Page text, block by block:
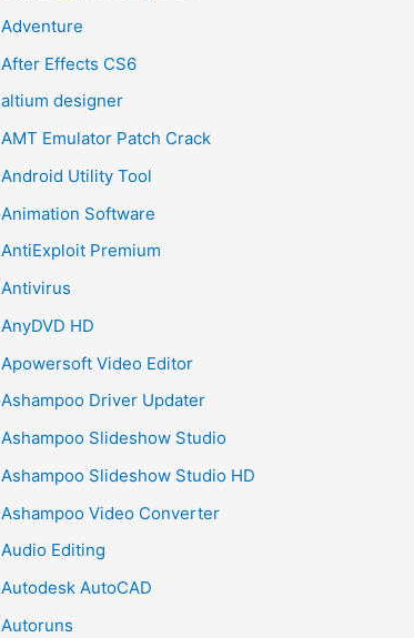
Adventure
After Effects CS6
altium designer
AMT Emulator Patch Crack
Android Utility Tool
Animation Software
AntiExploit Premium
Antivirus
AnyDVD HD
Apowersoft Video Editor
Ashampoo Driver Updater
Ashampoo Slideshow Studio
Ashampoo Slideshow Studio HD
Ashampoo Video Converter
Audio Editing
Autodesk AutoCAD
Autoruns